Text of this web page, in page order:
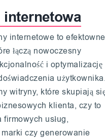
internetowa
internetowe to efektowne
łączą nowoczesny
i optymalizację
użytkownika.
witryny, które skupiają
klienta, czy to
firmowych usług,
czy generowanie